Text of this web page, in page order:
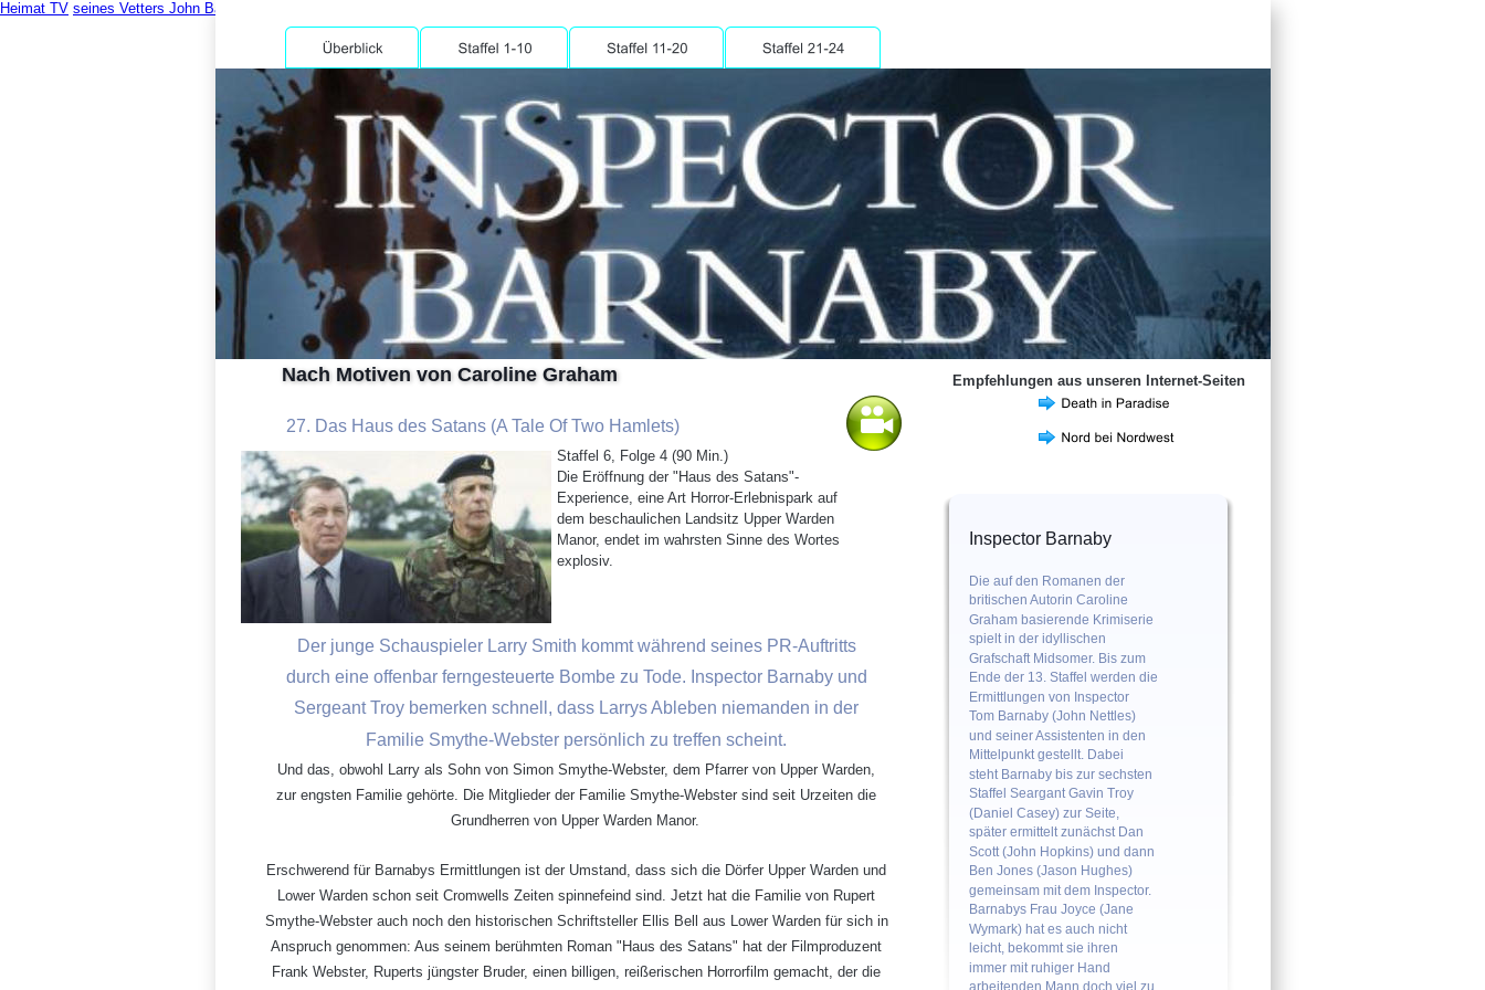
Nach Motiven von Caroline Graham
27. Das Haus des Satans (A Tale Of Two Hamlets)
Staffel 6, Folge 4 (90 Min.)
Die Eröffnung der "Haus des Satans"-
Experience, eine Art Horror-Erlebnispark auf
dem beschaulichen Landsitz Upper Warden
Manor, endet im wahrsten Sinne des Wortes
explosiv.
Der junge Schauspieler Larry Smith kommt während seines PR-Auftritts
durch eine offenbar ferngesteuerte Bombe zu Tode. Inspector Barnaby und
Sergeant Troy bemerken schnell, dass Larrys Ableben niemanden in der
Familie Smythe-Webster persönlich zu treffen scheint.
Und das, obwohl Larry als Sohn von Simon Smythe-Webster, dem Pfarrer von Upper Warden,
zur engsten Familie gehörte. Die Mitglieder der Familie Smythe-Webster sind seit Urzeiten die
Grundherren von Upper Warden Manor.
Erschwerend für Barnabys Ermittlungen ist der Umstand, dass sich die Dörfer Upper Warden und
Lower Warden schon seit Cromwells Zeiten spinnefeind sind. Jetzt hat die Familie von Rupert
Smythe-Webster auch noch den historischen Schriftsteller Ellis Bell aus Lower Warden für sich in
Anspruch genommen: Aus seinem berühmten Roman "Haus des Satans" hat der Filmproduzent
Frank Webster, Ruperts jüngster Bruder, einen billigen, reißerischen Horrorfilm gemacht, der die
Inspector Barnaby
Die auf den Romanen der
britischen Autorin Caroline
Graham basierende Krimiserie
spielt in der idyllischen
Grafschaft Midsomer. Bis zum
Ende der 13. Staffel werden die
Ermittlungen von Inspector
Tom Barnaby (John Nettles)
und seiner Assistenten in den
Mittelpunkt gestellt. Dabei
steht Barnaby bis zur sechsten
Staffel Seargant Gavin Troy
(Daniel Casey) zur Seite,
später ermittelt zunächst Dan
Scott (John Hopkins) und dann
Ben Jones (Jason Hughes)
gemeinsam mit dem Inspector.
Barnabys Frau Joyce (Jane
Wymark) hat es auch nicht
leicht, bekommt sie ihren
immer mit ruhiger Hand
arbeitenden Mann doch viel zu
Empfehlungen aus unseren Internet-Seiten
Heimat TV seines Vetters John Barnaby behandelt.